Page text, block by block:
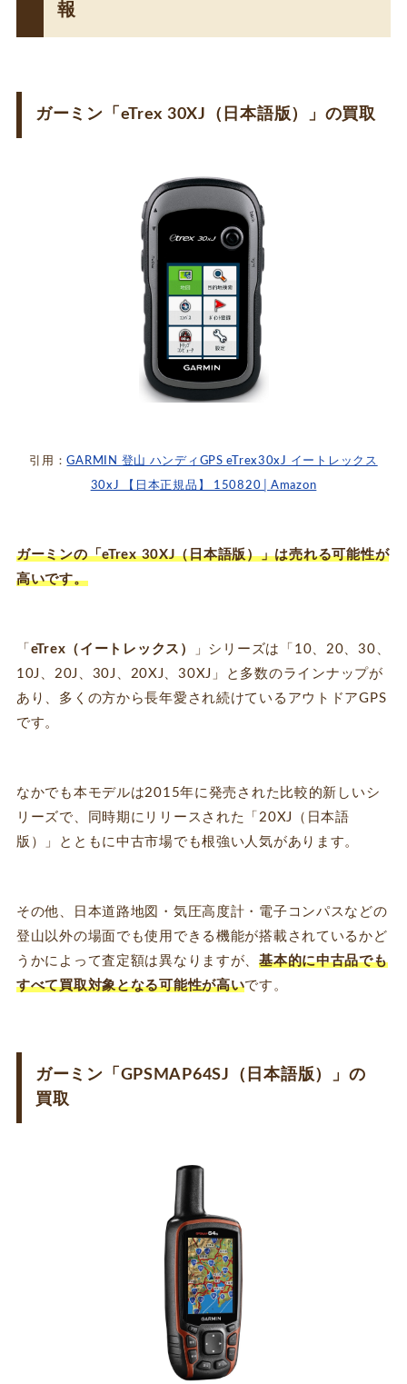
報
ガーミン「eTrex 30XJ（日本語版）」の買取
引用：GARMIN 登山 ハンディGPS eTrex30xJ イートレックス
30xJ 【日本正規品】 150820│Amazon
ガーミンの「eTrex 30XJ（日本語版）」は売れる可能性が
高いです。
「 eTrex（イートレックス）
」シリーズは「10、20、30、
10J、20J、30J、20XJ、30XJ」と多数のラインナップが
あり、多くの方から長年愛され続けているアウトドアGPS
です。
なかでも本モデルは2015年に発売された比較的新しいシ
リーズで、同時期にリリースされた「20XJ（日本語
版）」とともに中古市場でも根強い人気があります。
その他、日本道路地図・気圧高度計・電子コンパスなどの
登山以外の場面でも使用できる機能が搭載されているかど
うかによって査定額は異なりますが、基本的に中古品でも
すべて買取対象となる可能性が高いです。
ガーミン「GPSMAP64SJ（日本語版）」の
買取